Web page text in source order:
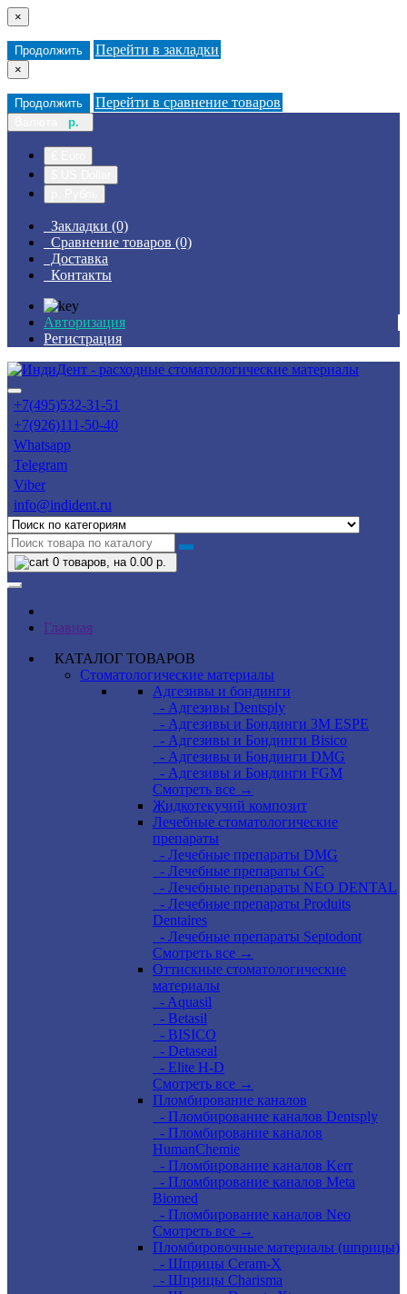
×
Продолжить Перейти в закладки
×
Продолжить Перейти в сравнение товаров
р.
Закладки (0)
Сравнение товаров (0)
Доставка
Контакты
Авторизация
Регистрация
+7(495)532-31-51
+7(926)111-50-40
Whatsapp
Telegram
Viber
info@indident.ru
0 товаров, на 0.00 р.
Главная
КАТАЛОГ ТОВАРОВ
Стоматологические материалы
Адгезивы и бондинги
- Адгезивы Dentsply
- Адгезивы и Бондинги 3M ESPE
- Адгезивы и Бондинги Bisico
- Адгезивы и Бондинги DMG
- Адгезивы и Бондинги FGM
Смотреть все →
Жидкотекучий композит
Лечебные стоматологические
препараты
- Лечебные препараты DMG
- Лечебные препараты GC
- Лечебные препараты NEO DENTAL
- Лечебные препараты Produits
Dentaires
- Лечебные препараты Septodont
Смотреть все →
Оттискные стоматологические
материалы
- Aquasil
- Betasil
- BISICO
- Detaseal
- Elite H-D
Смотреть все →
Пломбирование каналов
- Пломбирование каналов Dentsply
- Пломбирование каналов
HumanChemie
- Пломбирование каналов Kerr
- Пломбирование каналов Meta
Biomed
- Пломбирование каналов Neo
Смотреть все →
Пломбировочные материалы (шприцы)
- Шприцы Ceram-X
- Шприцы Charisma